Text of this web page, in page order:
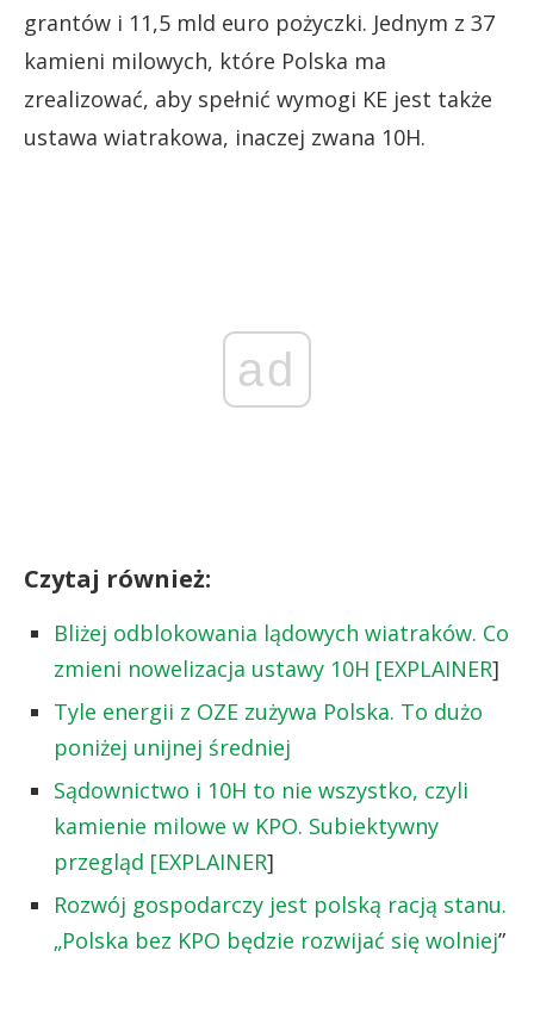
grantów i 11,5 mld euro pożyczki. Jednym z 37
kamieni milowych, które Polska ma
zrealizować, aby spełnić wymogi KE jest także
ustawa wiatrakowa, inaczej zwana 10H.
ad
Czytaj również:
Bliżej odblokowania lądowych wiatraków. Co
zmieni nowelizacja ustawy 10H [EXPLAINER]
Tyle energii z OZE zużywa Polska. To dużo
poniżej unijnej średniej
Sądownictwo i 10H to nie wszystko, czyli
kamienie milowe w KPO. Subiektywny
przegląd [EXPLAINER]
Rozwój gospodarczy jest polską racją stanu.
„Polska bez KPO będzie rozwijać się wolniej”